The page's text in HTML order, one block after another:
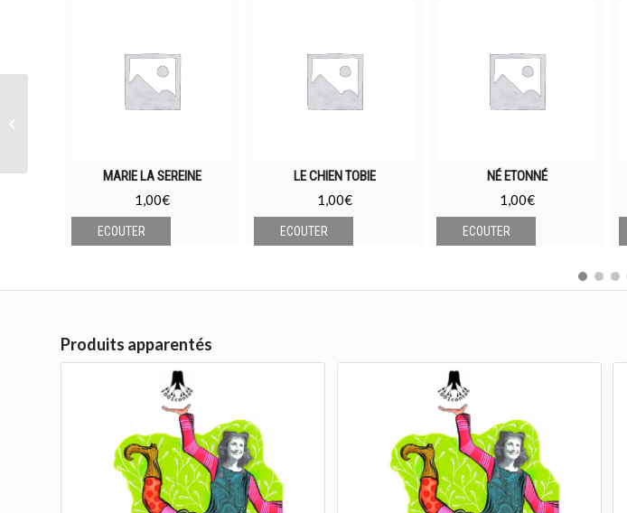
MARIE LA SEREINE
1,00€
ECOUTER
LE CHIEN TOBIE
1,00€
ECOUTER
NÉ ETONNÉ
1,00€
ECOUTER
Produits apparentés